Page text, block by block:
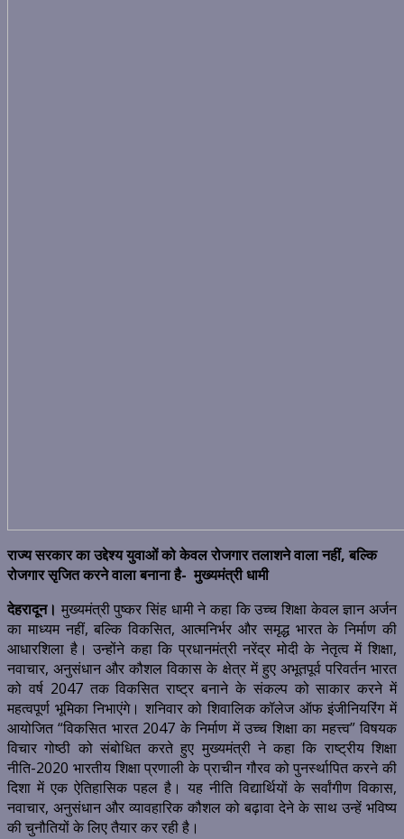
राज्य सरकार का उद्देश्य युवाओं को केवल रोजगार तलाशने वाला नहीं, बल्कि
रोजगार सृजित करने वाला बनाना है- मुख्यमंत्री धामी
देहरादून। मुख्यमंत्री पुष्कर सिंह धामी ने कहा कि उच्च शिक्षा केवल ज्ञान अर्जन
का माध्यम नहीं, बल्कि विकसित, आत्मनिर्भर और समृद्ध भारत के निर्माण की
आधारशिला है। उन्होंने कहा कि प्रधानमंत्री नरेंद्र मोदी के नेतृत्व में शिक्षा,
नवाचार, अनुसंधान और कौशल विकास के क्षेत्र में हुए अभूतपूर्व परिवर्तन भारत
को वर्ष 2047 तक विकसित राष्ट्र बनाने के संकल्प को साकार करने में
महत्वपूर्ण भूमिका निभाएंगे। शनिवार को शिवालिक कॉलेज ऑफ इंजीनियरिंग में
आयोजित “विकसित भारत 2047 के निर्माण में उच्च शिक्षा का महत्त्व” विषयक
विचार गोष्ठी को संबोधित करते हुए मुख्यमंत्री ने कहा कि राष्ट्रीय शिक्षा
नीति-2020 भारतीय शिक्षा प्रणाली के प्राचीन गौरव को पुनर्स्थापित करने की
दिशा में एक ऐतिहासिक पहल है। यह नीति विद्यार्थियों के सर्वांगीण विकास,
नवाचार, अनुसंधान और व्यावहारिक कौशल को बढ़ावा देने के साथ उन्हें भविष्य
की चुनौतियों के लिए तैयार कर रही है।